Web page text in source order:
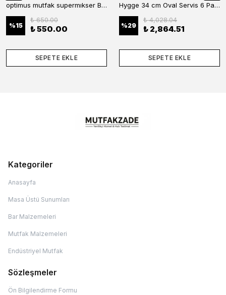
optimus mutfak supermıkser Bar Konteyner 6'lı 50×16×9 cm Kapaklı Polikarbon Organizer Bar & Kafe
%15
₺ 650.00
₺ 550.00
SEPETE EKLE
Hygge 34 cm Oval Servis 6 Parça
%29
₺ 4,028.04
₺ 2,864.51
SEPETE EKLE
Kategoriler
Anasayfa
Masa Üstü Sunumları
Bar Malzemeleri
Mutfak Malzemeleri
Endüstriyel Mutfak
Sözleşmeler
Ön Bilgilendirme Formu